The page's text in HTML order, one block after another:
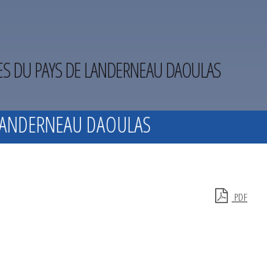
PAYS DE LANDERNEAU DAOULAS
DAOULAS
PDF